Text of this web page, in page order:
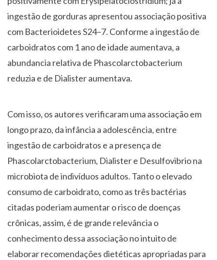
ingestão de gorduras apresentou associação positiva
com Bacterioidetes S24–7. Conforme a ingestão de
carboidratos com 1 ano de idade aumentava, a
abundancia relativa de Phascolarctobacterium
reduzia e de Dialister aumentava.
Com isso, os autores verificaram uma associação em
longo prazo, da infância a adolescência, entre
ingestão de carboidratos e a presença de
Phascolarctobacterium, Dialister e Desulfovibrio na
microbiota de indivíduos adultos. Tanto o elevado
consumo de carboidrato, como as três bactérias
citadas poderiam aumentar o risco de doenças
crônicas, assim, é de grande relevância o
conhecimento dessa associação no intuito de
elaborar recomendações dietéticas apropriadas para